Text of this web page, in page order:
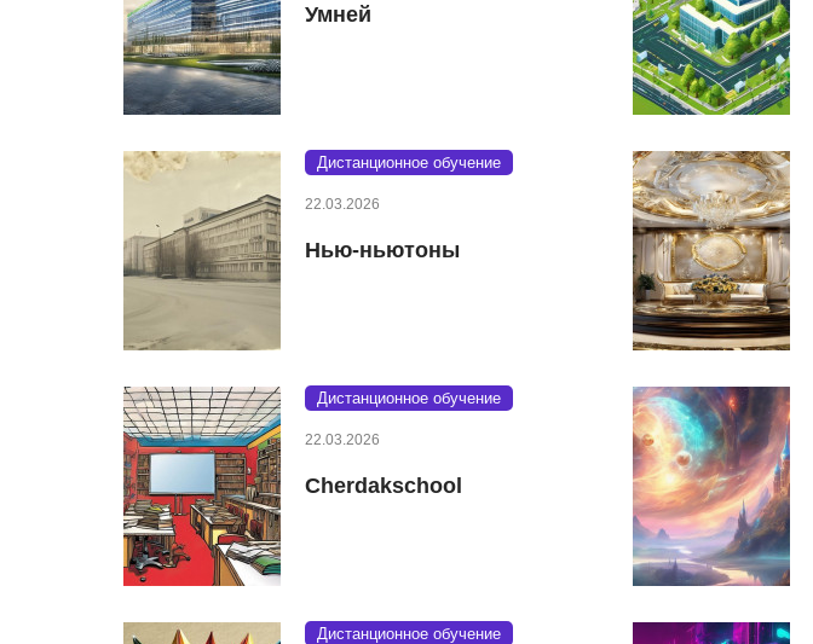
Умней
Дистанционное обучение
22.03.2026
Нью-ньютоны
Дистанционное обучение
22.03.2026
Cherdakschool
Дистанционное обучение